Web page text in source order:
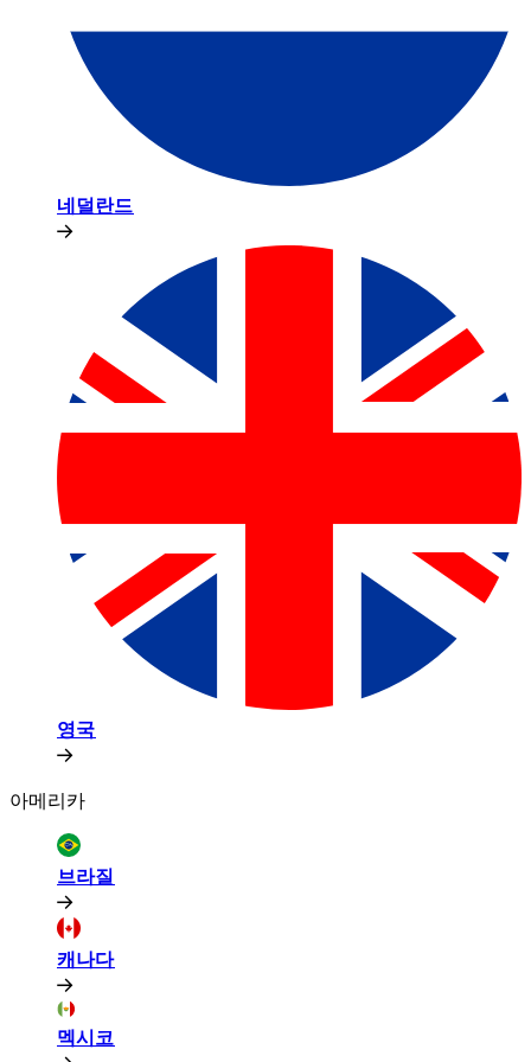
네덜란드​​
영국​​
아메리카​​
브라질​​
캐나다​​
멕시코​​